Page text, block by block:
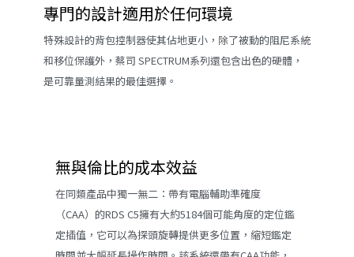
專門的設計適用於任何環境
特殊設計的背包控制器使其佔地更小，除了被動的阻尼系統
和移位保護外，蔡司 SPECTRUM系列還包含出色的硬體，
是可靠量測結果的最佳選擇。
無與倫比的成本效益
在同類產品中獨一無二：帶有電腦輔助準確度
（CAA）的RDS C5擁有大約5184個可能角度的定位鑑
定插值，它可以為探頭旋轉提供更多位置，縮短鑑定